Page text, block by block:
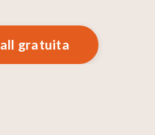
gratuita